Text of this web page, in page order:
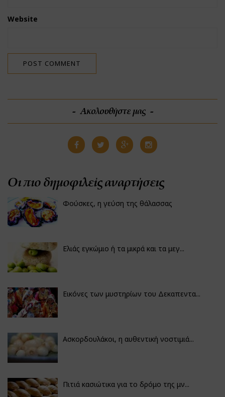
Website
Ακολουθήστε μας
Οι πιο δημοφιλείς αναρτήσεις
Φούσκες, η γεύση της θάλασσας
Ελιάς εγκώμιο ή τα μικρά και τα μεγ...
Εικόνες των μυστηρίων του Δεκαπεντα...
Ασκορδουλάκοι, η αυθεντική νοστιμιά...
Πιτιά κασιώτικα για το δρόμο της μν...